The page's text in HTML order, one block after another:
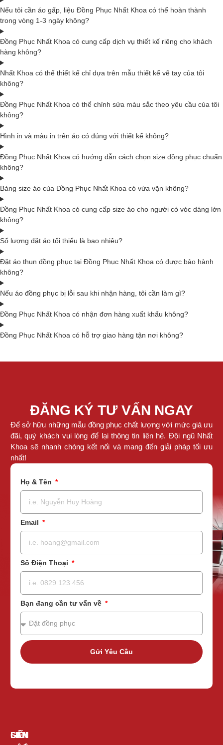
Nếu tôi cần áo gấp, liệu Đồng Phục Nhất Khoa có thể hoàn thành
trong vòng 1-3 ngày không?
Đồng Phục Nhất Khoa có cung cấp dịch vụ thiết kế riêng cho khách
hàng không?
Nhất Khoa có thể thiết kế chỉ dựa trên mẫu thiết kế vẽ tay của tôi
không?
Đồng Phục Nhất Khoa có thể chỉnh sửa màu sắc theo yêu cầu của tôi
không?
Hình in và màu in trên áo có đúng với thiết kế không?
Đồng Phục Nhất Khoa có hướng dẫn cách chọn size đồng phục chuẩn
không?
Bảng size áo của Đồng Phục Nhất Khoa có vừa vặn không?
Đồng Phục Nhất Khoa có cung cấp size áo cho người có vóc dáng lớn
không?
Số lượng đặt áo tối thiểu là bao nhiêu?
Đặt áo thun đồng phục tại Đồng Phục Nhất Khoa có được bảo hành
không?
Nếu áo đồng phục bị lỗi sau khi nhận hàng, tôi cần làm gì?
Đồng Phục Nhất Khoa có nhận đơn hàng xuất khẩu không?
Đồng Phục Nhất Khoa có hỗ trợ giao hàng tận nơi không?
ĐĂNG KÝ TƯ VẤN NGAY
Để sở hữu những mẫu đồng phục chất lượng với mức giá ưu
đãi, quý khách vui lòng để lại thông tin liên hệ. Đội ngũ Nhất
Khoa sẽ nhanh chóng kết nối và mang đến giải pháp tối ưu
nhất!
Họ & Tên
Email
Số Điện Thoại
Bạn đang cần tư vấn về
Gửi Yêu Cầu
GIỚI
SẢN
LIÊN